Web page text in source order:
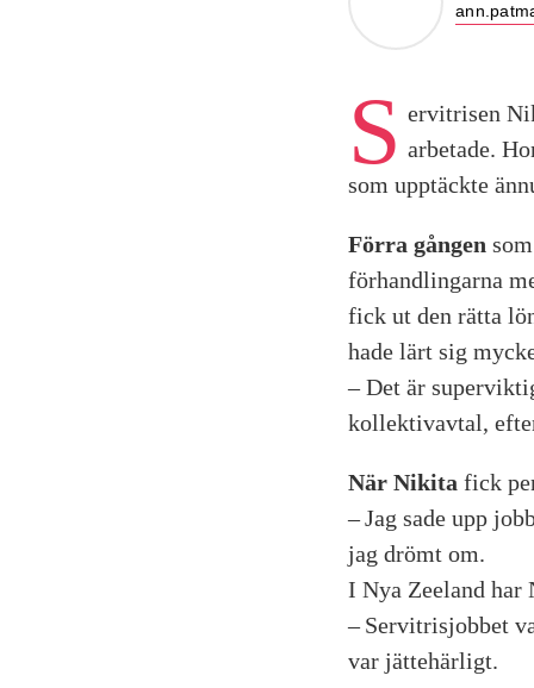
S ervitrisen
arbetade.
som upptäckte
Förra gången
förhandlingarna
fick ut den rätta
hade lärt sig
– Det är
kollektivavtal,
När Nikita fick
– Jag sade upp
jag drömt om.
I Nya Zeeland har
– Servitrisjobbet
var jättehärligt.